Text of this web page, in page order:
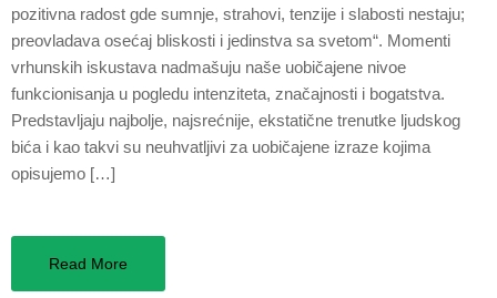
pozitivna radost gde sumnje, strahovi, tenzije i slabosti nestaju;
preovladava osećaj bliskosti i jedinstva sa svetom“. Momenti
vrhunskih iskustava nadmašuju naše uobičajene nivoe
funkcionisanja u pogledu intenziteta, značajnosti i bogatstva.
Predstavljaju najbolje, najsrećnije, ekstatične trenutke ljudskog
bića i kao takvi su neuhvatljivi za uobičajene izraze kojima
opisujemo […]
Read More